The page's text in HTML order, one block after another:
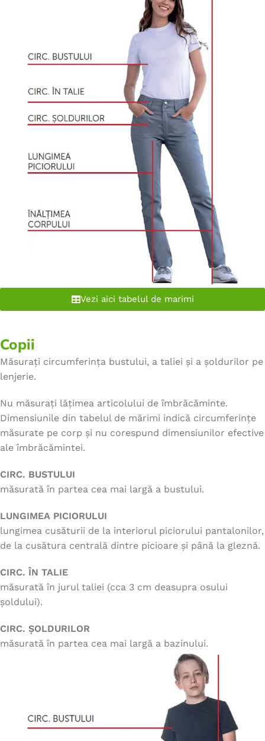
Vezi aici tabelul de marimi
Copii
Măsurați circumferința bustului, a taliei și a șoldurilor pe
lenjerie.
Nu măsurați lățimea articolului de îmbrăcăminte.
Dimensiunile din tabelul de mărimi indică circumferințe
măsurate pe corp și nu corespund dimensiunilor efective
ale îmbrăcămintei.
CIRC. BUSTULUI
măsurată în partea cea mai largă a bustului.
LUNGIMEA PICIORULUI
lungimea cusăturii de la interiorul piciorului pantalonilor,
de la cusătura centrală dintre picioare și până la gleznă.
CIRC. ÎN TALIE
măsurată în jurul taliei (cca 3 cm deasupra osului
șoldului).
CIRC. ȘOLDURILOR
măsurată în partea cea mai largă a bazinului.